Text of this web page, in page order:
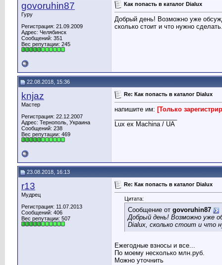
govoruhin87
Гуру
Регистрация: 21.09.2009
Адрес: Челябинск
Сообщений: 351
Вес репутации: 245
Как попасть в каталог Dialux
Добрый день! Возможно уже
сколько стоит и что нужно
22.08.2018, 15:36
knjaz
Мастер
Регистрация: 22.12.2007
Адрес: Тернополь, Украина
Сообщений: 238
Вес репутации: 469
Re: Как попасть в каталог Dialux
напишите им: [Только
Lux ex Machina / UA
23.08.2018, 16:13
r13
Мудрец
Регистрация: 11.07.2013
Сообщений: 406
Вес репутации: 507
Re: Как попасть в каталог Dialux
Цитата:
Сообщение от govoruhin87
Добрый день! Возможно уже
Dialux, сколько стоит и что
Ежегодные взносы и все...
По моему несколько млн.руб.
Можно уточнить